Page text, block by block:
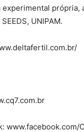
experimental própria,
UNIPAM.
www.facebook.com/